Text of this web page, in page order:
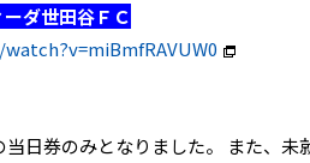
ダ世田谷ＦＣ
日券のみとなりました。 また、未